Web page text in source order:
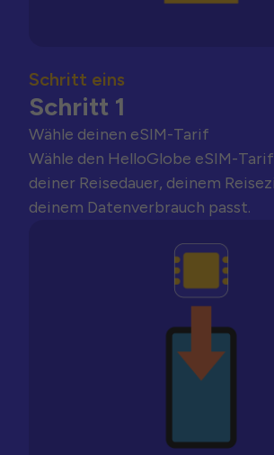
Schritt eins
Schritt 1
Wähle deinen eSIM-Tarif
Wähle den HelloGlobe eSIM-
deiner Reisedauer, deinem
deinem Datenverbrauch passt.